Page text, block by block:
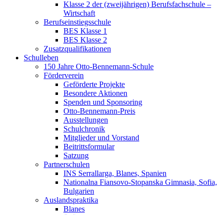
Klasse 2 der (zweijährigen) Berufsfachschule –
Wirtschaft
Berufseinstiegsschule
BES Klasse 1
BES Klasse 2
Zusatzqualifikationen
Schulleben
150 Jahre Otto-Bennemann-Schule
Förderverein
Geförderte Projekte
Besondere Aktionen
Spenden und Sponsoring
Otto-Bennemann-Preis
Ausstellungen
Schulchronik
Mitglieder und Vorstand
Beitrittsformular
Satzung
Partnerschulen
INS Serrallarga, Blanes, Spanien
Nationalna Fiansovo-Stopanska Gimnasia, Sofia,
Bulgarien
Auslandspraktika
Blanes